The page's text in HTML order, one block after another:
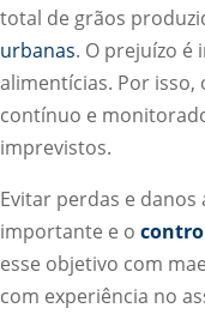
total de grãos
urbanas. O prejuízo é
alimentícias. Por isso,
contínuo e
imprevistos.
Evitar perdas e
importante e o
esse objetivo com
com experiência no